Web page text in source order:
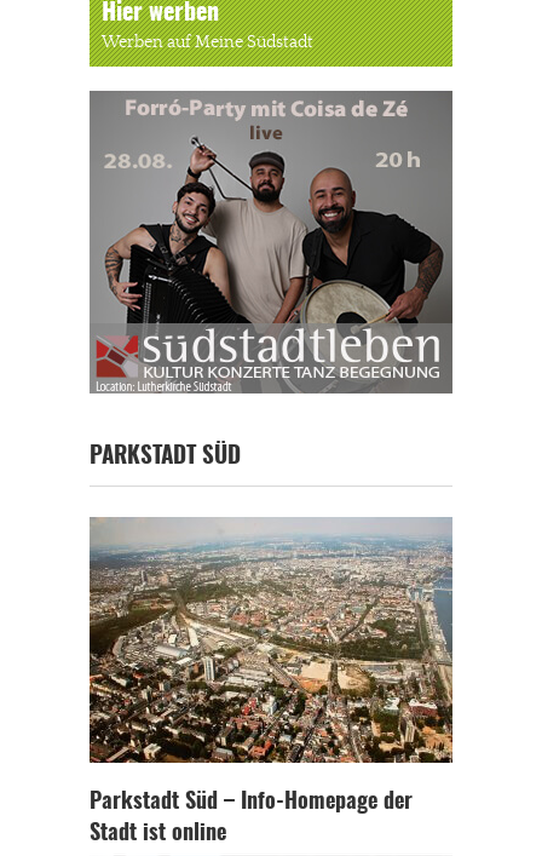
Hier werben
Werben auf Meine Südstadt
PARKSTADT SÜD
Parkstadt Süd – Info-Homepage der
Stadt ist online